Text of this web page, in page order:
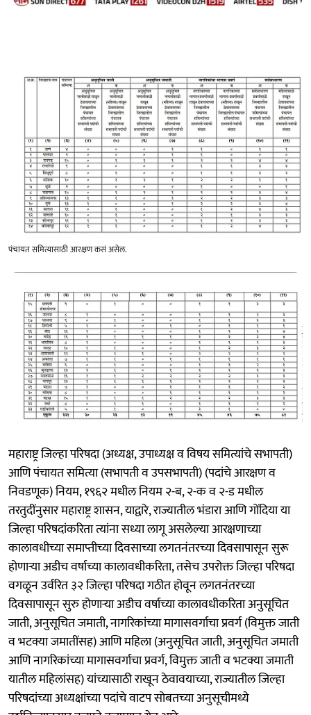
पंचायत समित्यासाठी आरक्षण कसं असेल.
महाराष्ट्र जिल्हा परिषदा (अध्यक्ष, उपाध्यक्ष व विषय समित्यांचे सभापती)
आणि पंचायत समित्या (सभापती व उपसभापती) (पदांचे आरक्षण व
निवडणूक) नियम, १९६२ मधील नियम २-ब, २-क व २-ड मधील
तरतुदींनुसार महाराष्ट्र शासन, याद्वारे, राज्यातील भंडारा आणि गोंदिया या
जिल्हा परिषदांकरिता त्यांना सध्या लागू असलेल्या आरक्षणाच्या
कालावधीच्या समाप्तीच्या दिवसाच्या लगतनंतरच्या दिवसापासून सुरू
होणाऱ्या अडीच वर्षाच्या कालावधीकरिता, तसेच उपरोक्त जिल्हा परिषदा
वगळून उर्वरित ३२ जिल्हा परिषदा गठीत होवून लगतनंतरच्या
दिवसापासून सुरु होणाऱ्या अडीच वर्षाच्या कालावधीकरिता अनुसूचित
जाती, अनुसूचित जमाती, नागरिकांच्या मागासवर्गाचा प्रवर्ग (विमुक्त जाती
व भटक्या जमातींसह) आणि महिला (अनुसूचित जाती, अनुसूचित जमाती
आणि नागरिकांच्या मागासवर्गाचा प्रवर्ग, विमुक्त जाती व भटक्या जमाती
यातील महिलांसह) यांच्यासाठी राखून ठेवावयाच्या, राज्यातील जिल्हा
परिषदांच्या अध्यक्षांच्या पदांचे वाटप सोबतच्या अनुसूचीमध्ये